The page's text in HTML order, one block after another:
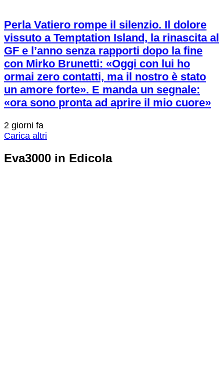
Perla Vatiero rompe il silenzio. Il dolore
vissuto a Temptation Island, la rinascita al
GF e l’anno senza rapporti dopo la fine
con Mirko Brunetti: «Oggi con lui ho
ormai zero contatti, ma il nostro è stato
un amore forte». E manda un segnale:
«ora sono pronta ad aprire il mio cuore»
2 giorni fa
Carica altri
Eva3000 in Edicola